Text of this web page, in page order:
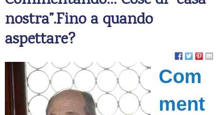
nostra”.Fino a quando
aspettare?
Com
ment